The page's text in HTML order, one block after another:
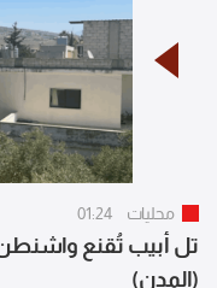
محليات 01:24
تل أبيب تُقنع واشنطن
(المدن)